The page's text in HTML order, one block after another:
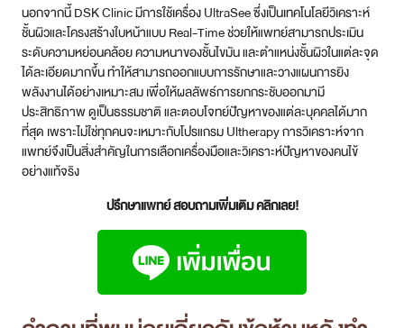
นอกจากนี้ DSK Clinic มีการใช้เครื่อง UltraSee ซึ่งเป็นเทคโนโลยีวิเคราะห์
ชั้นผิวและโครงสร้างใบหน้าแบบ Real-Time ช่วยให้แพทย์สามารถประเมิน
ระดับความหย่อนคล้อย ความหนาของชั้นไขมัน และตำแหน่งชั้นผิวในแต่ละจุด
ได้ละเอียดมากขึ้น ทำให้สามารถออกแบบการรักษาและวางแผนการยิง
พลังงานได้อย่างเหมาะสม เพื่อให้ผลลัพธ์การยกกระชับออกมามี
ประสิทธิภาพ ดูเป็นธรรมชาติ และตอบโจทย์ปัญหาของแต่ละบุคคลได้มาก
ที่สุด เพราะไม่ใช่ทุกคนจะเหมาะกับโปรแกรม Ultherapy การวิเคราะห์จาก
แพทย์จึงเป็นสิ่งสำคัญในการเลือกเครื่องมือและวิเคราะห์ปัญหาของคนไข้
อย่างแท้จริง
ปรึกษาแพทย์ สอบถามเพิ่มเติม คลิกเลย!